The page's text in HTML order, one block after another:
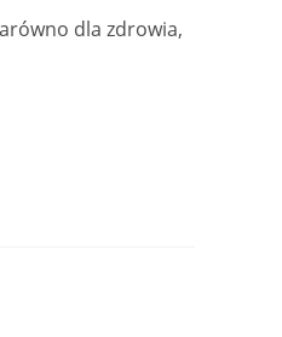
dla zdrowia,